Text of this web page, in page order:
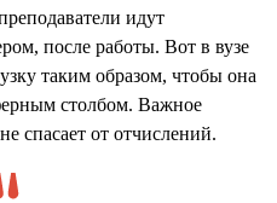
идут
после работы. Вот в вузе
таким образом, чтобы она
столбом. Важное
спасает от отчислений.